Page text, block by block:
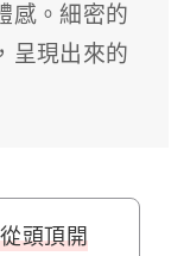
感。細密的
呈現出來的
頭頂開